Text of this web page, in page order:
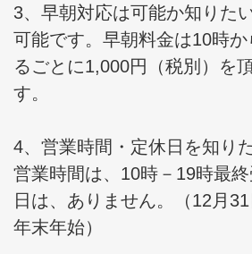
3、早朝対応は可能か知りたい
可能です。早朝料金は10時
るごとに1,000円（税別）を
す。
4、営業時間・定休日を知りた
営業時間は、10時－19時最
日は、ありません。（12月
年末年始）